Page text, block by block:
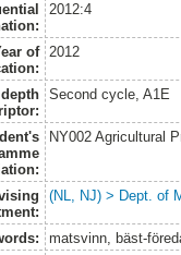
2012:4
of
2012
Second cycle, A1E
NY002 Agricultural
(NL, NJ) > Dept. of
matsvinn, bäst-